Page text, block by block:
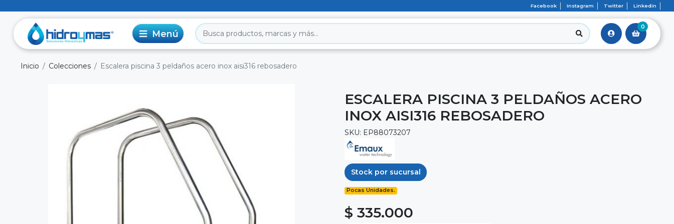
Facebook Instagram Twitter Linkedin
0
Inicio Colecciones Escalera piscina 3 peldaños acero inox aisi316 rebosadero
ESCALERA PISCINA 3 PELDAÑOS ACERO
INOX AISI316 REBOSADERO
SKU: EP88073207
Stock por sucursal
Pocas Unidades.
$ 335.000